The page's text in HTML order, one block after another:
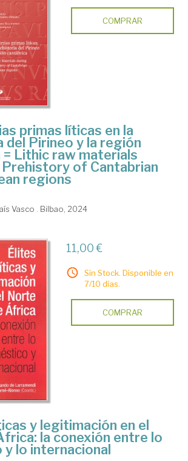
COMPRAR
primas líticas en la
del Pirineo y la región
Lithic raw materials
of Cantabrian
regions
Vasco . Bilbao, 2024
11,00 €
Sin Stock. Disponible en
7/10 días.
COMPRAR
y legitimación en el
la conexión entre lo
lo internacional